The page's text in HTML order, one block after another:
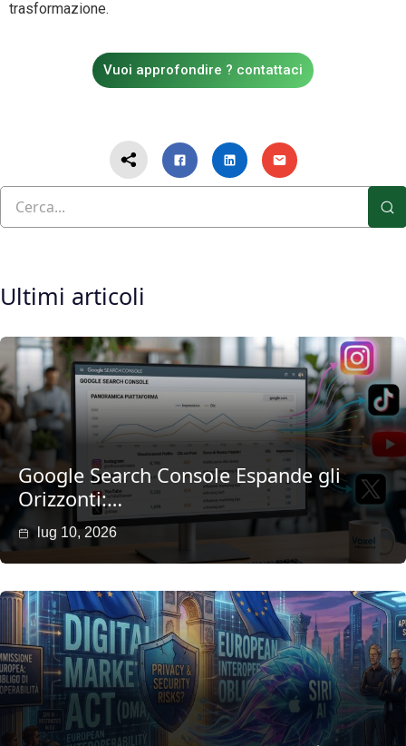
trasformazione.
Vuoi approfondire ? contattaci
Ultimi articoli
Google Search Console Espande gli
Orizzonti:…
lug 10, 2026